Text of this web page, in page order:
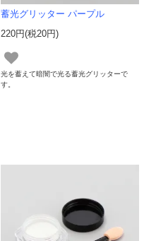
蓄光グリッター パープル
220円(税20円)
光を蓄えて暗闇で光る蓄光グリッターで
す。